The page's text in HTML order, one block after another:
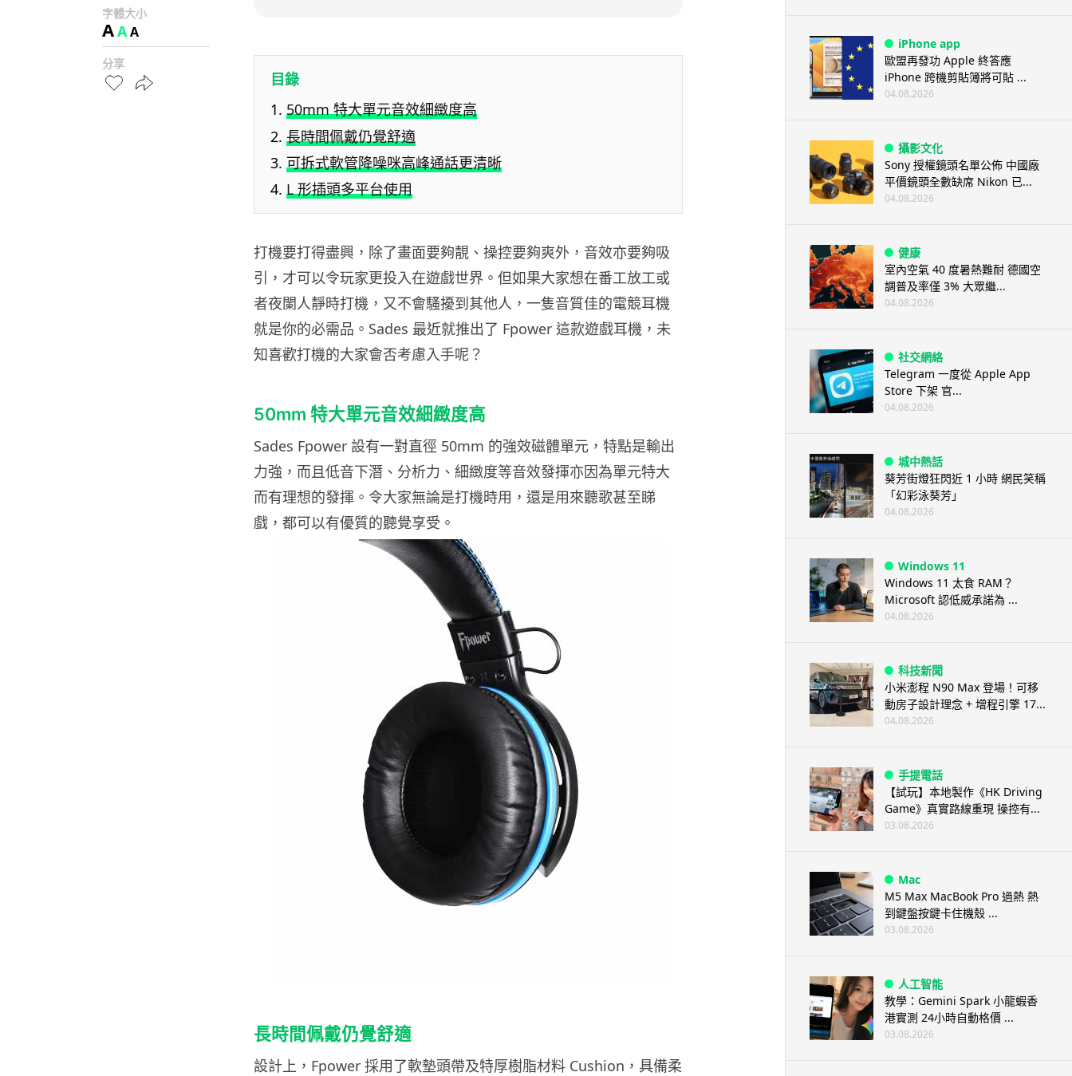
字體大小
AAA
分享
目錄
50mm 特大單元音效細緻度高
長時間佩戴仍覺舒適
可拆式軟管降噪咪高峰通話更清晰
L 形插頭多平台使用
打機要打得盡興，除了畫面要夠靚、操控要夠爽外，音效亦要夠吸
引，才可以令玩家更投入在遊戲世界。但如果大家想在番工放工或
者夜闌人靜時打機，又不會騷擾到其他人，一隻音質佳的電競耳機
就是你的必需品。Sades 最近就推出了 Fpower 這款遊戲耳機，未
知喜歡打機的大家會否考慮入手呢？
50mm 特大單元音效細緻度高
Sades Fpower 設有一對直徑 50mm 的強效磁體單元，特點是輸出
力強，而且低音下潛、分析力、細緻度等音效發揮亦因為單元特大
而有理想的發揮。令大家無論是打機時用，還是用來聽歌甚至睇
戲，都可以有優質的聽覺享受。
長時間佩戴仍覺舒適
設計上，Fpower 採用了軟墊頭帶及特厚樹脂材料 Cushion，具備柔
iPhone app
歐盟再發功 Apple 終答應
iPhone 跨機剪貼簿將可貼 ...
04.08.2026
攝影文化
Sony 授權鏡頭名單公佈 中國廠
平價鏡頭全數缺席 Nikon 已...
04.08.2026
健康
室內空氣 40 度暑熱難耐 德國空
調普及率僅 3% 大眾繼...
04.08.2026
社交網絡
Telegram 一度從 Apple App
Store 下架 官...
04.08.2026
城中熱話
葵芳街燈狂閃近 1 小時 網民笑稱
「幻彩泳葵芳」
04.08.2026
Windows 11
Windows 11 太食 RAM？
Microsoft 認低威承諾為 ...
04.08.2026
科技新聞
小米澎程 N90 Max 登場！可移
動房子設計理念 + 增程引擎 17...
04.08.2026
手提電話
【試玩】本地製作《HK Driving
Game》真實路線重現 操控有...
03.08.2026
Mac
M5 Max MacBook Pro 過熱 熱
到鍵盤按鍵卡住機殼 ...
03.08.2026
人工智能
教學：Gemini Spark 小龍蝦香
港實測 24小時自動格價 ...
03.08.2026